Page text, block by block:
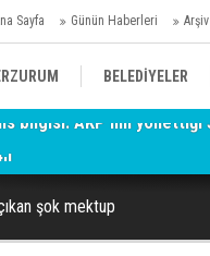
Sayfa Günün Haberleri Arşiv
BELEDİYELER
KÜLTÜR/SANAT//MAĞAZİN
şok mektup